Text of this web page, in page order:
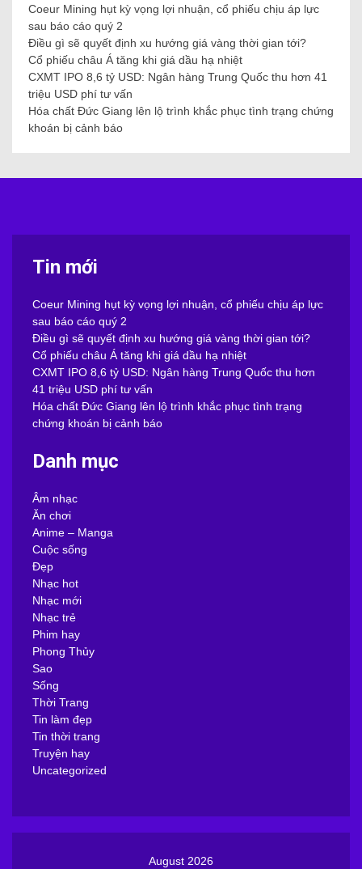
Coeur Mining hụt kỳ vọng lợi nhuận, cổ phiếu chịu áp lực
sau báo cáo quý 2
Điều gì sẽ quyết định xu hướng giá vàng thời gian tới?
Cổ phiếu châu Á tăng khi giá dầu hạ nhiệt
CXMT IPO 8,6 tỷ USD: Ngân hàng Trung Quốc thu hơn 41
triệu USD phí tư vấn
Hóa chất Đức Giang lên lộ trình khắc phục tình trạng chứng
khoán bị cảnh báo
Tin mới
Coeur Mining hụt kỳ vọng lợi nhuận, cổ phiếu chịu áp lực
sau báo cáo quý 2
Điều gì sẽ quyết định xu hướng giá vàng thời gian tới?
Cổ phiếu châu Á tăng khi giá dầu hạ nhiệt
CXMT IPO 8,6 tỷ USD: Ngân hàng Trung Quốc thu hơn
41 triệu USD phí tư vấn
Hóa chất Đức Giang lên lộ trình khắc phục tình trạng
chứng khoán bị cảnh báo
Danh mục
Âm nhạc
Ăn chơi
Anime – Manga
Cuộc sống
Đẹp
Nhạc hot
Nhạc mới
Nhạc trẻ
Phim hay
Phong Thủy
Sao
Sống
Thời Trang
Tin làm đẹp
Tin thời trang
Truyện hay
Uncategorized
August 2026